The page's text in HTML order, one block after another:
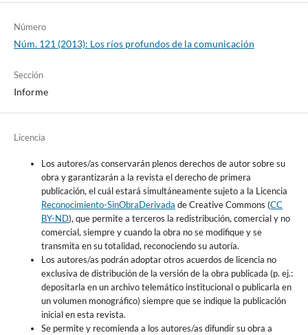
Número
Núm. 121 (2013): Los ríos profundos de la comunicación
Sección
Informe
Licencia
Los autores/as conservarán plenos derechos de autor sobre su
obra y garantizarán a la revista el derecho de primera
publicación, el cuál estará simultáneamente sujeto a la Licencia
Reconocimiento-SinObraDerivada de Creative Commons (CC
BY-ND), que permite a terceros la redistribución, comercial y no
comercial, siempre y cuando la obra no se modifique y se
transmita en su totalidad, reconociendo su autoría.
Los autores/as podrán adoptar otros acuerdos de licencia no
exclusiva de distribución de la versión de la obra publicada (p. ej.:
depositarla en un archivo telemático institucional o publicarla en
un volumen monográfico) siempre que se indique la publicación
inicial en esta revista.
Se permite y recomienda a los autores/as difundir su obra a